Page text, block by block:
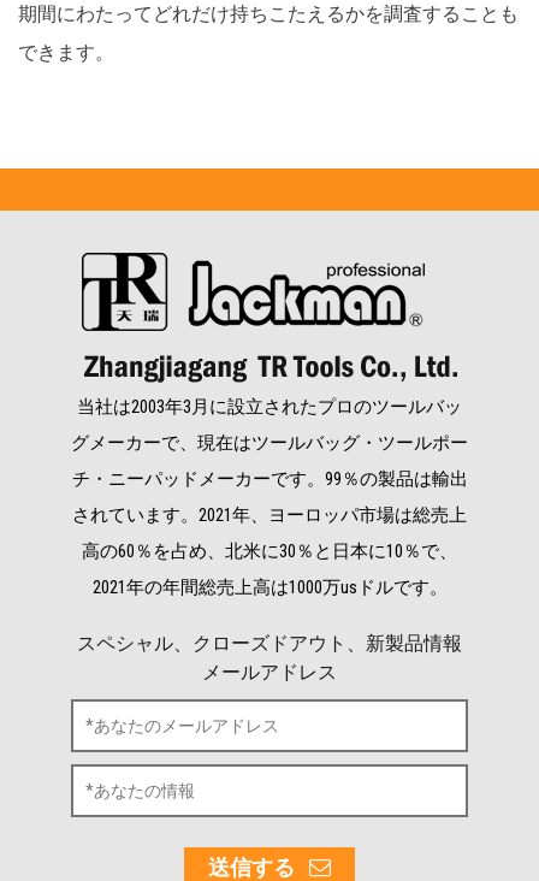
期間にわたってどれだけ持ちこたえるかを調査することも
できます。
当社は2003年3月に設立されたプロのツールバッ
グメーカーで、現在はツールバッグ・ツールポー
チ・ニーパッドメーカーです。99％の製品は輸出
されています。2021年、ヨーロッパ市場は総売上
高の60％を占め、北米に30％と日本に10％で、
2021年の年間総売上高は1000万usドルです。
スペシャル、クローズドアウト、新製品情報
メールアドレス